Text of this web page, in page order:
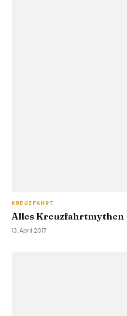
KREUZFAHRT
Alles Kreuzfahrtmythen
13. April 2017